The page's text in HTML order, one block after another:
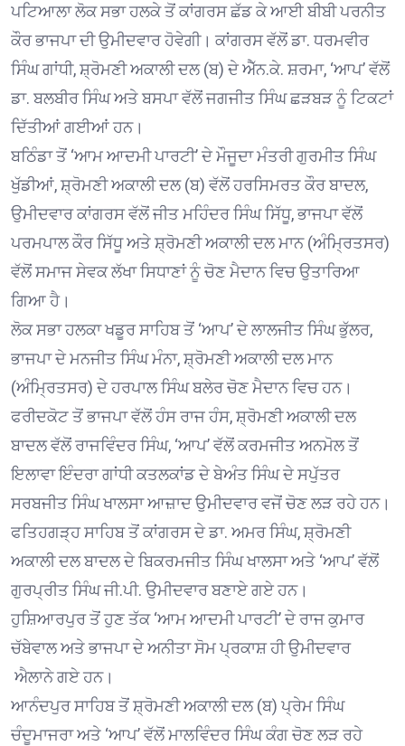
ਪਟਿਆਲਾ ਲੋਕ ਸਭਾ ਹਲਕੇ ਤੋਂ ਕਾਂਗਰਸ ਛੱਡ ਕੇ ਆਈ ਬੀਬੀ ਪਰਨੀਤ
ਕੌਰ ਭਾਜਪਾ ਦੀ ਉਮੀਦਵਾਰ ਹੋਵੇਗੀ। ਕਾਂਗਰਸ ਵੱਲੋਂ ਡਾ. ਧਰਮਵੀਰ
ਸਿੰਘ ਗਾਂਧੀ, ਸ਼੍ਰੋਮਣੀ ਅਕਾਲੀ ਦਲ (ਬ) ਦੇ ਐੱਨ.ਕੇ. ਸ਼ਰਮਾ, ‘ਆਪ’ ਵੱਲੋਂ
ਡਾ. ਬਲਬੀਰ ਸਿੰਘ ਅਤੇ ਬਸਪਾ ਵੱਲੋਂ ਜਗਜੀਤ ਸਿੰਘ ਛੜਬੜ ਨੂੰ ਟਿਕਟਾਂ
ਦਿੱਤੀਆਂ ਗਈਆਂ ਹਨ।
ਬਠਿੰਡਾ ਤੋਂ ‘ਆਮ ਆਦਮੀ ਪਾਰਟੀ’ ਦੇ ਮੌਜੂਦਾ ਮੰਤਰੀ ਗੁਰਮੀਤ ਸਿੰਘ
ਖੁੱਡੀਆਂ, ਸ਼੍ਰੋਮਣੀ ਅਕਾਲੀ ਦਲ (ਬ) ਵੱਲੋਂ ਹਰਸਿਮਰਤ ਕੌਰ ਬਾਦਲ,
ਉਮੀਦਵਾਰ ਕਾਂਗਰਸ ਵੱਲੋਂ ਜੀਤ ਮਹਿੰਦਰ ਸਿੰਘ ਸਿੱਧੂ, ਭਾਜਪਾ ਵੱਲੋਂ
ਪਰਮਪਾਲ ਕੌਰ ਸਿੱਧੂ ਅਤੇ ਸ਼੍ਰੋਮਣੀ ਅਕਾਲੀ ਦਲ ਮਾਨ (ਅੰਮ੍ਰਿਤਸਰ)
ਵੱਲੋਂ ਸਮਾਜ ਸੇਵਕ ਲੱਖਾ ਸਿਧਾਣਾਂ ਨੂੰ ਚੋਣ ਮੈਦਾਨ ਵਿਚ ਉਤਾਰਿਆ
ਗਿਆ ਹੈ।
ਲੋਕ ਸਭਾ ਹਲਕਾ ਖਡੂਰ ਸਾਹਿਬ ਤੋਂ ‘ਆਪ’ ਦੇ ਲਾਲਜੀਤ ਸਿੰਘ ਭੁੱਲਰ,
ਭਾਜਪਾ ਦੇ ਮਨਜੀਤ ਸਿੰਘ ਮੰਨਾ, ਸ਼੍ਰੋਮਣੀ ਅਕਾਲੀ ਦਲ ਮਾਨ
(ਅੰਮ੍ਰਿਤਸਰ) ਦੇ ਹਰਪਾਲ ਸਿੰਘ ਬਲੇਰ ਚੋਣ ਮੈਦਾਨ ਵਿਚ ਹਨ।
ਫਰੀਦਕੋਟ ਤੋਂ ਭਾਜਪਾ ਵੱਲੋਂ ਹੰਸ ਰਾਜ ਹੰਸ, ਸ਼੍ਰੋਮਣੀ ਅਕਾਲੀ ਦਲ
ਬਾਦਲ ਵੱਲੋਂ ਰਾਜਵਿੰਦਰ ਸਿੰਘ, ‘ਆਪ’ ਵੱਲੋਂ ਕਰਮਜੀਤ ਅਨਮੋਲ ਤੋਂ
ਇਲਾਵਾ ਇੰਦਰਾ ਗਾਂਧੀ ਕਤਲਕਾਂਡ ਦੇ ਬੇਅੰਤ ਸਿੰਘ ਦੇ ਸਪੁੱਤਰ
ਸਰਬਜੀਤ ਸਿੰਘ ਖਾਲਸਾ ਆਜ਼ਾਦ ਉਮੀਦਵਾਰ ਵਜੋਂ ਚੋਣ ਲੜ ਰਹੇ ਹਨ।
ਫਤਿਹਗੜ੍ਹ ਸਾਹਿਬ ਤੋਂ ਕਾਂਗਰਸ ਦੇ ਡਾ. ਅਮਰ ਸਿੰਘ, ਸ਼੍ਰੋਮਣੀ
ਅਕਾਲੀ ਦਲ ਬਾਦਲ ਦੇ ਬਿਕਰਮਜੀਤ ਸਿੰਘ ਖਾਲਸਾ ਅਤੇ ‘ਆਪ’ ਵੱਲੋਂ
ਗੁਰਪ੍ਰੀਤ ਸਿੰਘ ਜੀ.ਪੀ. ਉਮੀਦਵਾਰ ਬਣਾਏ ਗਏ ਹਨ।
ਹੁਸ਼ਿਆਰਪੁਰ ਤੋਂ ਹੁਣ ਤੱਕ ‘ਆਮ ਆਦਮੀ ਪਾਰਟੀ’ ਦੇ ਰਾਜ ਕੁਮਾਰ
ਚੱਬੇਵਾਲ ਅਤੇ ਭਾਜਪਾ ਦੇ ਅਨੀਤਾ ਸੋਮ ਪ੍ਰਕਾਸ਼ ਹੀ ਉਮੀਦਵਾਰ
ਐਲਾਨੇ ਗਏ ਹਨ।
ਆਨੰਦਪੁਰ ਸਾਹਿਬ ਤੋਂ ਸ਼੍ਰੋਮਣੀ ਅਕਾਲੀ ਦਲ (ਬ) ਪ੍ਰੇਮ ਸਿੰਘ
ਚੰਦੂਮਾਜਰਾ ਅਤੇ ‘ਆਪ’ ਵੱਲੋਂ ਮਾਲਵਿੰਦਰ ਸਿੰਘ ਕੰਗ ਚੋਣ ਲੜ ਰਹੇ